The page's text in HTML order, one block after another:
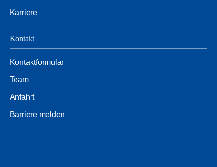
Karriere
Kontakt
Kontaktformular
Team
Anfahrt
Barriere melden